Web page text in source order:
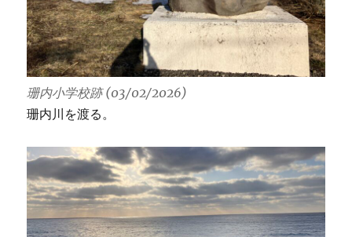
珊内小学校跡 (03/02/2026)
珊内川を渡る。